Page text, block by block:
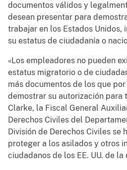
documentos válidos y
desean presentar para
trabajar en los Estados Unidos,
su estatus de ciudadanía o
«Los empleadores no pueden
estatus migratorio o de
más documentos de los que
demostrar su autorización para
Clarke, la Fiscal General
Derechos Civiles del
División de Derechos Civiles se
proteger a los asilados y otros
ciudadanos de los EE. UU. de